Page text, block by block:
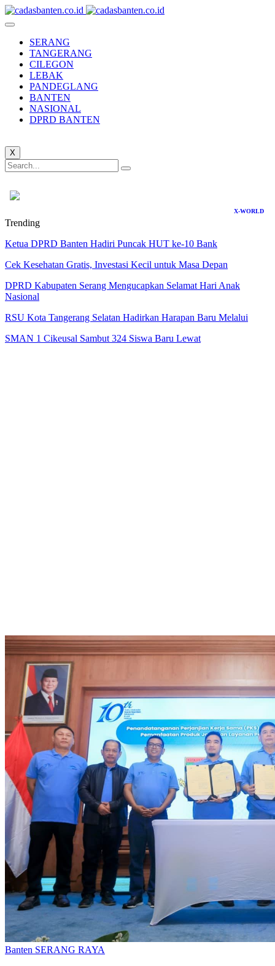
SERANG
TANGERANG
CILEGON
LEBAK
PANDEGLANG
BANTEN
NASIONAL
DPRD BANTEN
X
X-WORLD
Trending
Ketua DPRD Banten Hadiri Puncak HUT ke-10 Bank
Cek Kesehatan Gratis, Investasi Kecil untuk Masa Depan
DPRD Kabupaten Serang Mengucapkan Selamat Hari Anak
Nasional
RSU Kota Tangerang Selatan Hadirkan Harapan Baru Melalui
SMAN 1 Cikeusal Sambut 324 Siswa Baru Lewat
Banten SERANG RAYA